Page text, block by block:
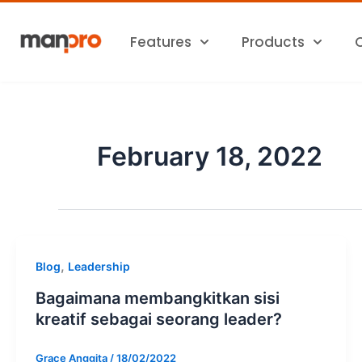
content
Features Products
February 18, 2022
Blog, Leadership
Bagaimana membangkitkan sisi
kreatif sebagai seorang leader?
Grace Anggita /18/02/2022